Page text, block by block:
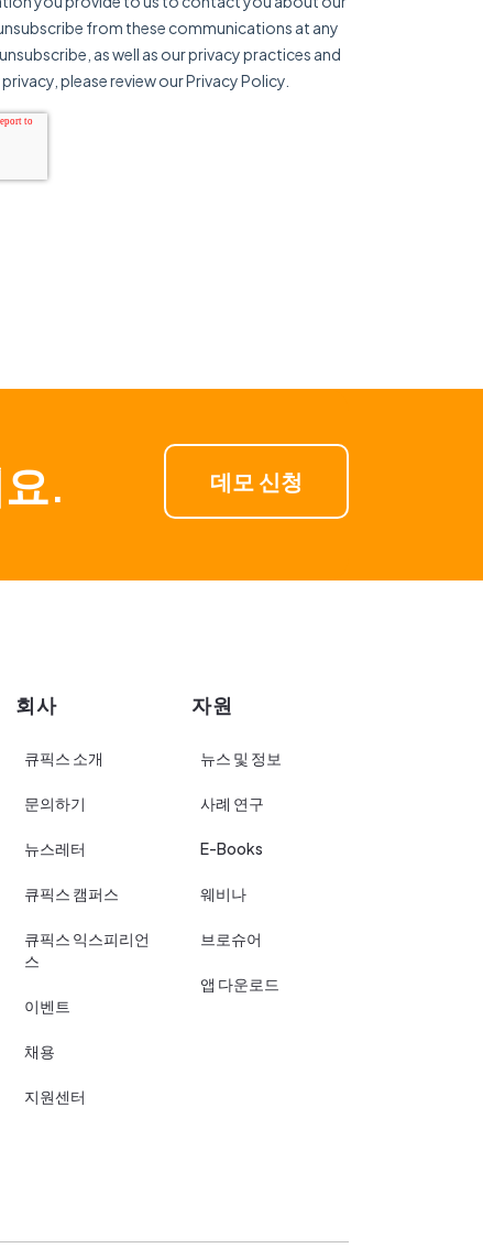
. 데모 신청
회사
큐픽스 소개
문의하기
뉴스레터
큐픽스 캠퍼스
큐픽스 익스피리언
스
이벤트
채용
지원센터
자원
뉴스 및 정보
사례 연구
E-Books
웨비나
브로슈어
앱 다운로드